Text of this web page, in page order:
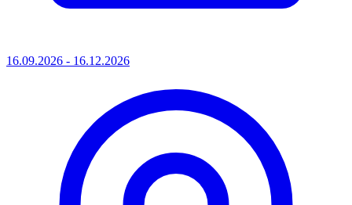
16.09.2026 - 16.12.2026